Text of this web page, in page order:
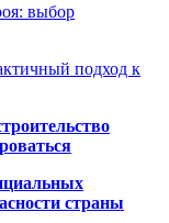
выбор
подход к
страны